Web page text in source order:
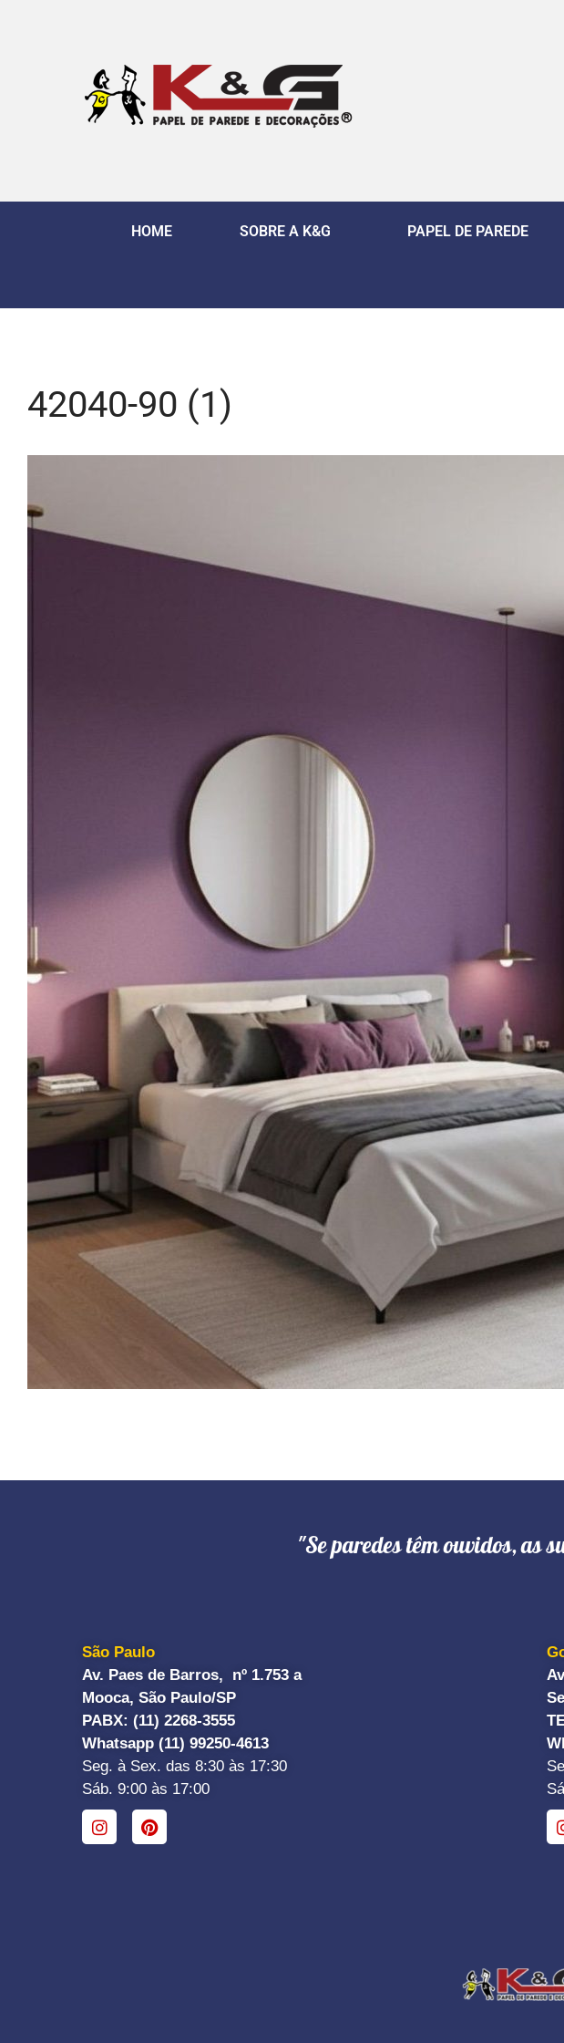
HOME SOBRE A K&G PAPEL DE PAREDE
42040-90 (1)
"Se paredes têm ouvidos, as
São Paulo
Av. Paes de Barros, nº 1.753 a
Mooca, São Paulo/SP
PABX: (11) 2268-3555
Whatsapp (11) 99250-4613
Seg. à Sex. das 8:30 às 17:30
Sáb. 9:00 às 17:00